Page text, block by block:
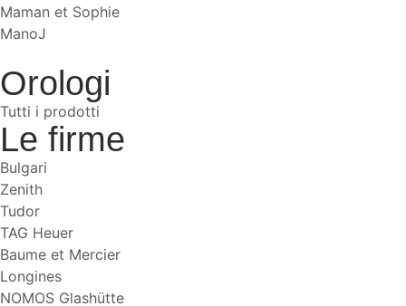
Maman et Sophie
ManoJ
Orologi
Tutti i prodotti
Le firme
Bulgari
Zenith
Tudor
TAG Heuer
Baume et Mercier
Longines
NOMOS Glashütte